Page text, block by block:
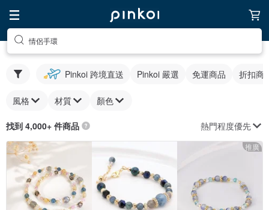
情侶手環
Pinkoi 跨境直送 Pinkoi 嚴選 免運商品 折扣商
風格 材質 顏色
找到 4,000+ 件商品 熱門程度優先
推廣